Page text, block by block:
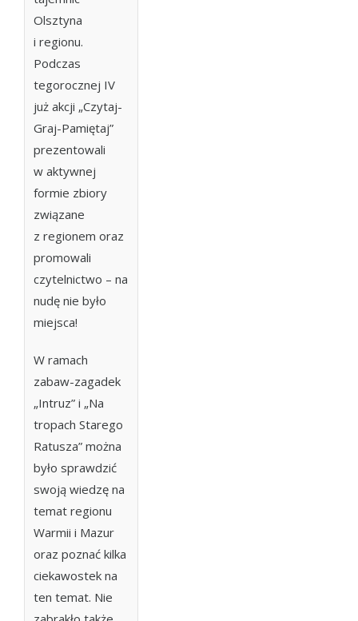
Olsztyna
i regionu.
Podczas
tegorocznej IV
już akcji „Czytaj-
Graj-Pamiętaj”
prezentowali
w aktywnej
formie zbiory
związane
z regionem oraz
promowali
czytelnictwo – na
nudę nie było
miejsca!
W ramach
zabaw-zagadek
„Intruz” i „Na
tropach Starego
Ratusza” można
było sprawdzić
swoją wiedzę na
temat regionu
Warmii i Mazur
oraz poznać kilka
ciekawostek na
ten temat. Nie